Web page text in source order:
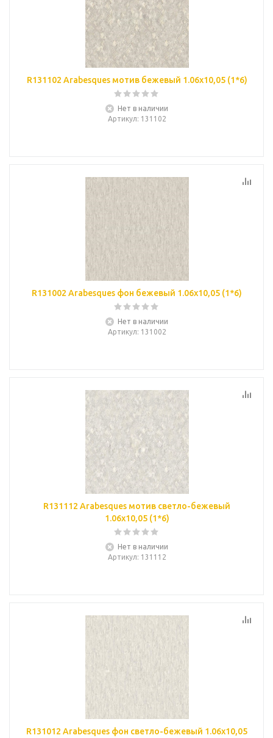
R131102 Arabesques мотив бежевый 1.06х10,05 (1*6)
Нет в наличии
Артикул: 131102
R131002 Arabesques фон бежевый 1.06х10,05 (1*6)
Нет в наличии
Артикул: 131002
R131112 Arabesques мотив светло-бежевый
1.06х10,05 (1*6)
Нет в наличии
Артикул: 131112
R131012 Arabesques фон светло-бежевый 1.06х10,05